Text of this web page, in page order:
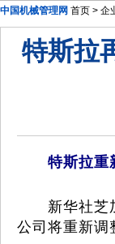
中国机械管理网 首页 > 企
新年首次国务院常务
特斯拉
特斯拉
新华社芝加
公司将重新调